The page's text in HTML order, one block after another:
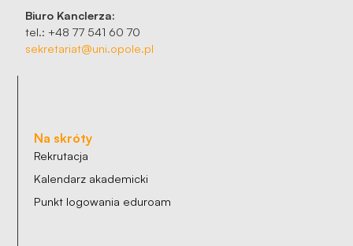
Biuro Kanclerza:
tel.: +48 77 541 60 70
sekretariat@uni.opole.pl
Na skróty
Rekrutacja
Kalendarz akademicki
Punkt logowania eduroam